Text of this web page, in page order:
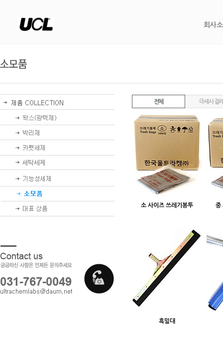
회사
전체 극세사 걸
소 사이즈 쓰레기봉투 중
흑밀대